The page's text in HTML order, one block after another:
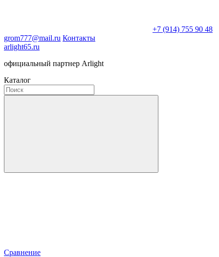
+7 (914) 755 90 48
grom777@mail.ru Контакты
arlight65.ru
официальный партнер Arlight
Каталог
Сравнение